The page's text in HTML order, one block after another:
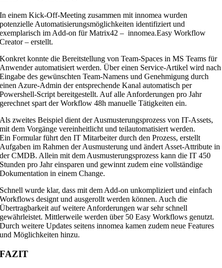
In einem Kick-Off-Meeting zusammen mit innomea wurden
potenzielle Automatisierungsmöglichkeiten identifiziert und
exemplarisch im Add-on für Matrix42 – innomea.Easy Workflow
Creator – erstellt.
Konkret konnte die Bereitstellung von Team-Spaces in MS Teams für
Anwender automatisiert werden. Über einen Service-Artikel wird nach
Eingabe des gewünschten Team-Namens und Genehmigung durch
einen Azure-Admin der entsprechende Kanal automatisch per
Powershell-Script bereitgestellt. Auf alle Anforderungen pro Jahr
gerechnet spart der Workflow 48h manuelle Tätigkeiten ein.
Als zweites Beispiel dient der Ausmusterungsprozess von IT-Assets,
mit dem Vorgänge vereinheitlicht und teilautomatisiert werden.
Ein Formular führt den IT Mitarbeiter durch den Prozess, erstellt
Aufgaben im Rahmen der Ausmusterung und ändert Asset-Attribute in
der CMDB. Allein mit dem Ausmusterungsprozess kann die IT 450
Stunden pro Jahr einsparen und gewinnt zudem eine vollständige
Dokumentation in einem Change.
Schnell wurde klar, dass mit dem Add-on unkompliziert und einfach
Workflows designt und ausgerollt werden können. Auch die
Übertragbarkeit auf weitere Anforderungen war sehr schnell
gewährleistet. Mittlerweile werden über 50 Easy Workflows genutzt.
Durch weitere Updates seitens innomea kamen zudem neue Features
und Möglichkeiten hinzu.
FAZIT